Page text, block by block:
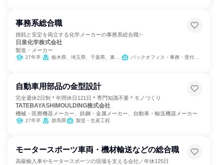
事務系総合職
挑戦と安定を両立する化学メーカーの事務系総合職✨
日泉化学株式会社
製造・メーカー
27年卒 栃木県、埼玉県、千葉県、東京都、三重県、滋賀県、大阪府、愛媛県 バックオフィス・事務・受付、経理/税務/財務、人事、総務
自動車用部品の金型設計
完全週休2日制＊年間休日121日＊専門知識不要＊モノづくり
TATEBAYASHIMOULDING株式会社
機械・医療機器メーカー、鉄鋼・金属メーカー、自動車・輸送機器メーカー
27年卒 群馬県 製造・生産工程
モータースポーツ車両・機材輸送などの総合職
高級輸入車やモータースポーツの現場を支える会社／年休125日